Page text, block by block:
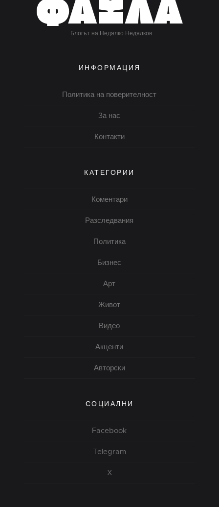
Блогът на Недялко Недялков
ИНФОРМАЦИЯ
Политика на поверителност
За нас
Контакти
КАТЕГОРИИ
Коментари
Разследвания
Политика
Бизнес
Арт
Живот
Видео
Акценти
Авторски
СОЦИАЛНИ
Facebook
Telegram
X